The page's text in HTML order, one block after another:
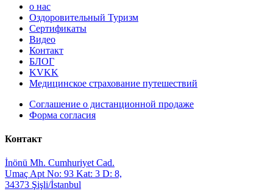
о нас
Оздоровительный Туризм
Сертификаты
Видео
Контакт
БЛОГ
KVKK
Медицинское страхование путешествий
Соглашение о дистанционной продаже
Форма согласия
Контакт
İnönü Mh. Cumhuriyet Cad.
Umaç Apt No: 93 Kat: 3 D: 8,
34373 Şişli/İstanbul